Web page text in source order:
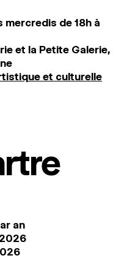
de 18h à
et la Petite Galerie,
et culturelle
an